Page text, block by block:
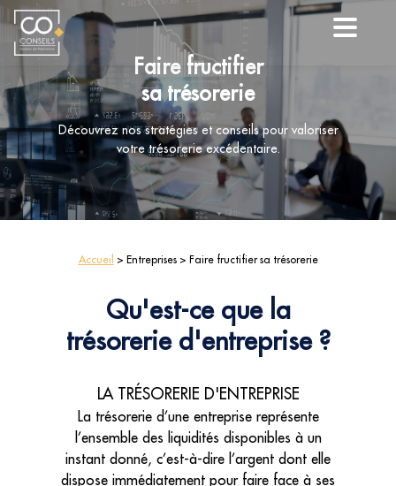
Faire fructifier
sa trésorerie
Découvrez nos stratégies et conseils pour valoriser
votre trésorerie excédentaire.
Accueil > Entreprises > Faire fructifier sa trésorerie
Qu'est-ce que la
trésorerie d'entreprise ?
LA TRÉSORERIE D'ENTREPRISE
La trésorerie d’une entreprise représente
l’ensemble des liquidités disponibles à un
instant donné, c’est-à-dire l’argent dont elle
dispose immédiatement pour faire face à ses